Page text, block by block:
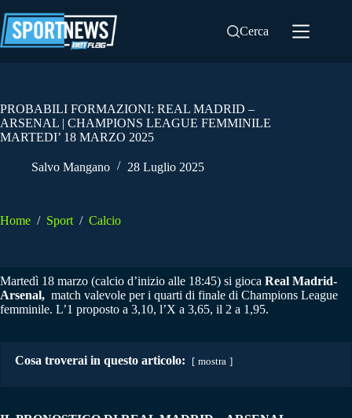
al
contenuto
Cerca
PROBABILI FORMAZIONI: REAL MADRID –
ARSENAL | CHAMPIONS LEAGUE FEMMINILE
MARTEDI’ 18 MARZO 2025
Salvo Mangano 28 Luglio 2025
Home / Sport / Calcio
Martedì 18 marzo (calcio d’inizio alle 18:45) si gioca Real Madrid-
Arsenal, match valevole per i quarti di finale di Champions League
femminile. L’1 proposto a 3,10, l’X a 3,65, il 2 a 1,95.
Cosa troverai in questo articolo: mostra